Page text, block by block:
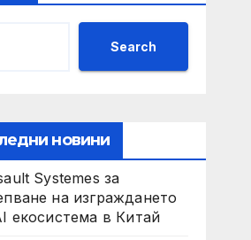
Search
новини
Systemes за
на изграждането
екосистема в Китай